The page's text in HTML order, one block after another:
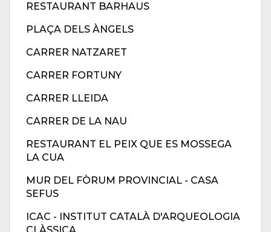
RESTAURANT BARHAUS
PLAÇA DELS ÀNGELS
CARRER NATZARET
CARRER FORTUNY
CARRER LLEIDA
CARRER DE LA NAU
RESTAURANT EL PEIX QUE ES MOSSEGA
LA CUA
MUR DEL FÒRUM PROVINCIAL - CASA
SEFUS
ICAC - INSTITUT CATALÀ D'ARQUEOLOGIA